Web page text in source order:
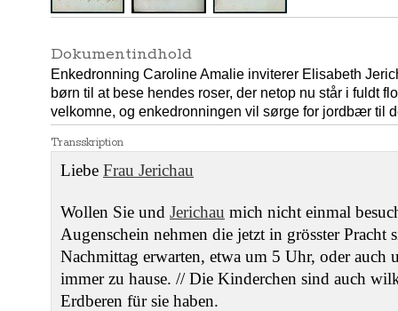
Dokumentindhold
Enkedronning Caroline Amalie inviterer Elisabeth
børn til at bese hendes roser, der netop nu står i fuldt
velkomne, og enkedronningen vil sørge for jordbær til
Transskription
Liebe Frau Jerichau
Wollen Sie und Jerichau mich nicht einmal
Augenschein nehmen die jetzt in grösster Pracht
Nachmittag erwarten, etwa um 5 Uhr, oder auch
immer zu hause. // Die Kinderchen sind auch
Erdberen für sie haben.